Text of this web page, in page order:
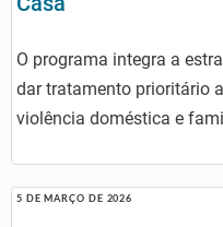
O programa integra a
dar tratamento prioritário
violência doméstica e
5 DE MARÇO DE 2026